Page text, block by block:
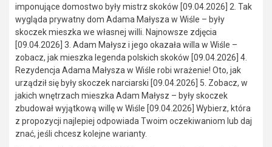
imponujące domostwo były mistrz skoków [09.04.2026] 2. Tak
wygląda prywatny dom Adama Małysza w Wiśle – były
skoczek mieszka we własnej willi. Najnowsze zdjęcia
[09.04.2026] 3. Adam Małysz i jego okazała willa w Wiśle –
zobacz, jak mieszka legenda polskich skoków [09.04.2026] 4.
Rezydencja Adama Małysza w Wiśle robi wrażenie! Oto, jak
urządził się były skoczek narciarski [09.04.2026] 5. Zobacz, w
jakich wnętrzach mieszka Adam Małysz – były skoczek
zbudował wyjątkową willę w Wiśle [09.04.2026] Wybierz, która
z propozycji najlepiej odpowiada Twoim oczekiwaniom lub daj
znać, jeśli chcesz kolejne warianty.